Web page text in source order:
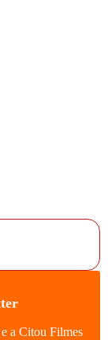
a Citou Filmes